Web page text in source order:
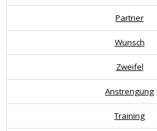
Partner
Wunsch
Zweifel
Anstrengung
Training